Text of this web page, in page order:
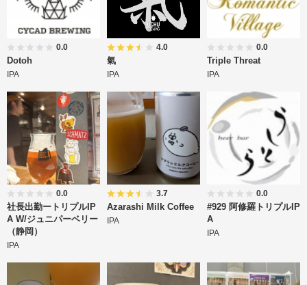
0.0
Dotoh
IPA
4.0
氣
IPA
0.0
Triple Threat
IPA
0.0
社長出勤ートリプルIP
A W/ジュニパーベリー
（静岡）
IPA
3.7
Azarashi Milk Coffee
IPA
0.0
#929 阿修羅トリプルIP
A
IPA